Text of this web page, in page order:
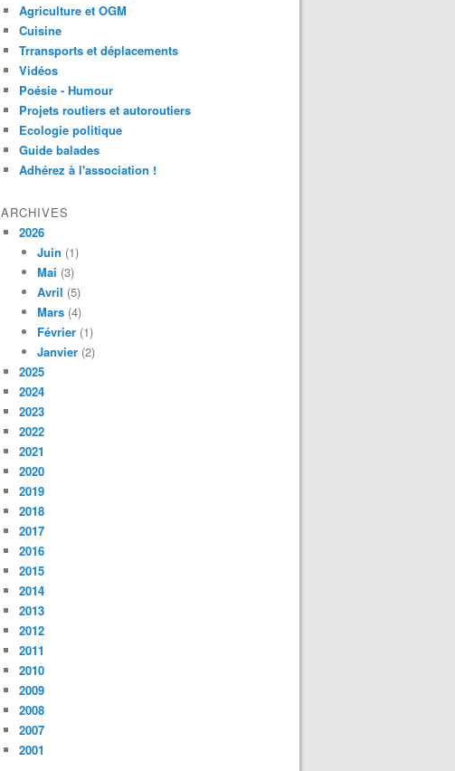
Agriculture et OGM
Cuisine
Trransports et déplacements
Vidéos
Poésie - Humour
Projets routiers et autoroutiers
Ecologie politique
Guide balades
Adhérez à l'association !
ARCHIVES
2026
Juin (1)
Mai (3)
Avril (5)
Mars (4)
Février (1)
Janvier (2)
2025
2024
2023
2022
2021
2020
2019
2018
2017
2016
2015
2014
2013
2012
2011
2010
2009
2008
2007
2001